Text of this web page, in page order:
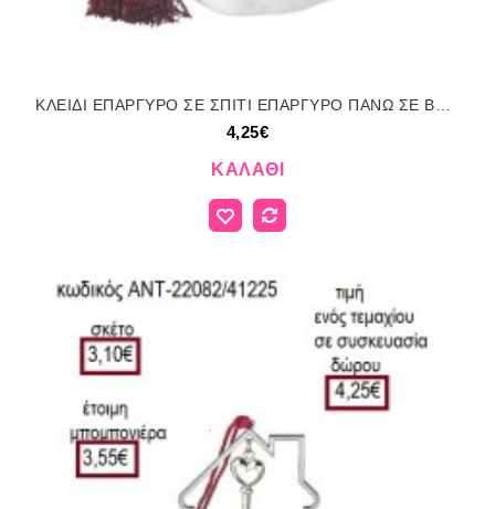
4,25€
ΚΑΛΆΘΙ